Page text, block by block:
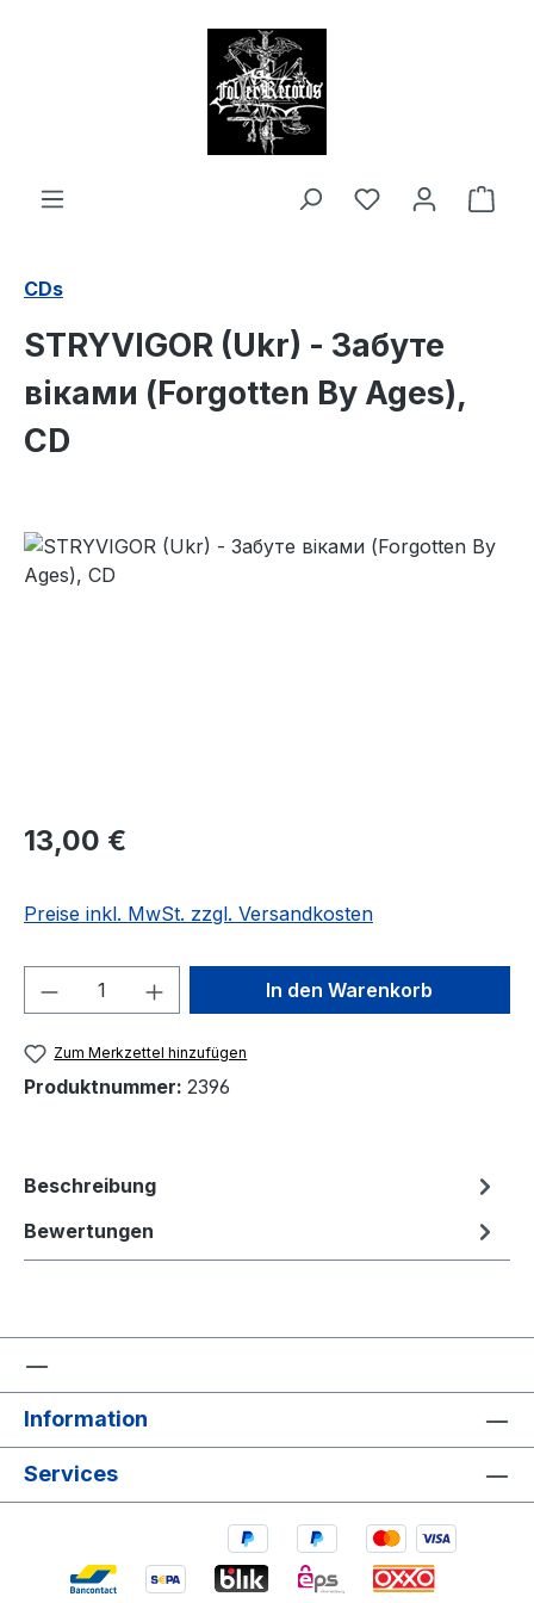
CDs
STRYVIGOR (Ukr) - Забуте
віками (Forgotten By Ages),
CD
Bildergalerie überspringen
Regulärer Preis:
13,00 €
Preise inkl. MwSt. zzgl. Versandkosten
Produkt Anzahl: Gib denIn den Warenkorb
Zum Merkzettel hinzufügen
Produktnummer: 2396
Beschreibung
Bewertungen
Information
Services